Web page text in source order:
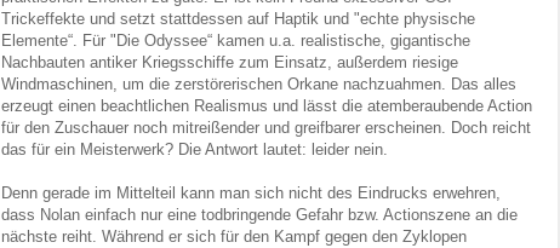
Trickeffekte und setzt stattdessen auf Haptik und "echte physische
Elemente“. Für "Die Odyssee“ kamen u.a. realistische, gigantische
Nachbauten antiker Kriegsschiffe zum Einsatz, außerdem riesige
Windmaschinen, um die zerstörerischen Orkane nachzuahmen. Das alles
erzeugt einen beachtlichen Realismus und lässt die atemberaubende Action
für den Zuschauer noch mitreißender und greifbarer erscheinen. Doch reicht
das für ein Meisterwerk? Die Antwort lautet: leider nein.
Denn gerade im Mittelteil kann man sich nicht des Eindrucks erwehren,
dass Nolan einfach nur eine todbringende Gefahr bzw. Actionszene an die
nächste reiht. Während er sich für den Kampf gegen den Zyklopen